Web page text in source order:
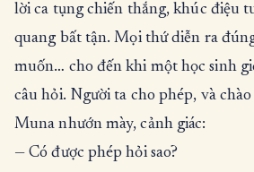
lời ca tụng chiến thắng, khúc điệu
quang bất tận. Mọi thứ diễn ra
muốn… cho đến khi một học sinh
câu hỏi. Người ta cho phép, và
Muna nhướn mày, cảnh giác:
— Có được phép hỏi sao?